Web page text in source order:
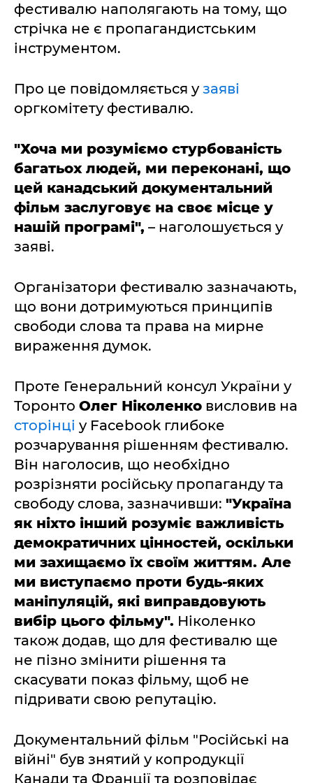
фестивалю наполягають на тому, що
стрічка не є пропагандистським
інструментом.
Про це повідомляється узаяві
оргкомітету фестивалю.
"Хоча ми розуміємо стурбованість
багатьох людей, ми переконані, що
цей канадський документальний
фільм заслуговує на своє місце у
нашій програмі", – наголошується у
заяві.
Організатори фестивалю зазначають,
що вони дотримуються принципів
свободи слова та права на мирне
вираження думок.
Проте Генеральний консул України у
Торонто Олег Ніколенко висловив на
сторінці у Facеbook глибоке
розчарування рішенням фестивалю.
Він наголосив, що необхідно
розрізняти російську пропаганду та
свободу слова, зазначивши: "Україна
як ніхто інший розуміє важливість
демократичних цінностей, оскільки
ми захищаємо їх своїм життям. Але
ми виступаємо проти будь-яких
маніпуляцій, які виправдовують
вибір цього фільму". Ніколенко
також додав, що для фестивалю ще
не пізно змінити рішення та
скасувати показ фільму, щоб не
підривати свою репутацію.
Документальний фільм "Російські на
війні" був знятий у копродукції
Канади та Франції та розповідає